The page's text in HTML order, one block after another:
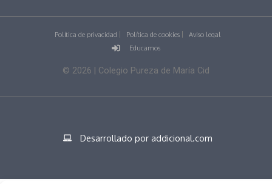
Política de privacidad Política de cookies
Aviso legal
Educamos
© 2026 | Colegio Pureza de María Cid
Desarrollado por addicional.com